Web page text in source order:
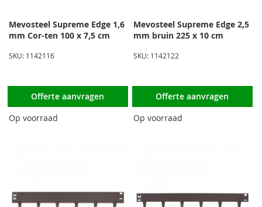
Mevosteel Supreme Edge 1,6
mm Cor-ten 100 x 7,5 cm
SKU: 1142116
Offerte aanvragen
Op voorraad
Mevosteel Supreme Edge 2,5
mm bruin 225 x 10 cm
SKU: 1142122
Offerte aanvragen
Op voorraad